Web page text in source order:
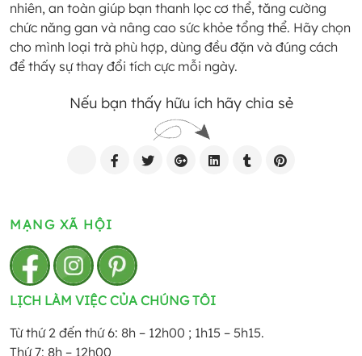
nhiên, an toàn giúp bạn thanh lọc cơ thể, tăng cường
chức năng gan và nâng cao sức khỏe tổng thể. Hãy chọn
cho mình loại trà phù hợp, dùng đều đặn và đúng cách
để thấy sự thay đổi tích cực mỗi ngày.
Nếu bạn thấy hữu ích hãy chia sẻ
MẠNG XÃ HỘI
LỊCH LÀM VIỆC CỦA CHÚNG TÔI
Từ thứ 2 đến thứ 6: 8h – 12h00 ; 1h15 – 5h15.
Thứ 7: 8h – 12h00